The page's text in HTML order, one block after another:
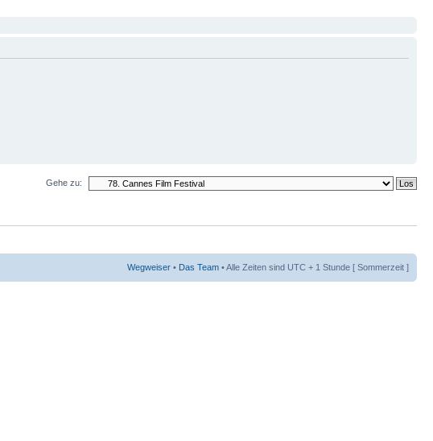
Gehe zu:
Wegweiser • Das Team • Alle Zeiten sind UTC + 1 Stunde [ Sommerzeit ]